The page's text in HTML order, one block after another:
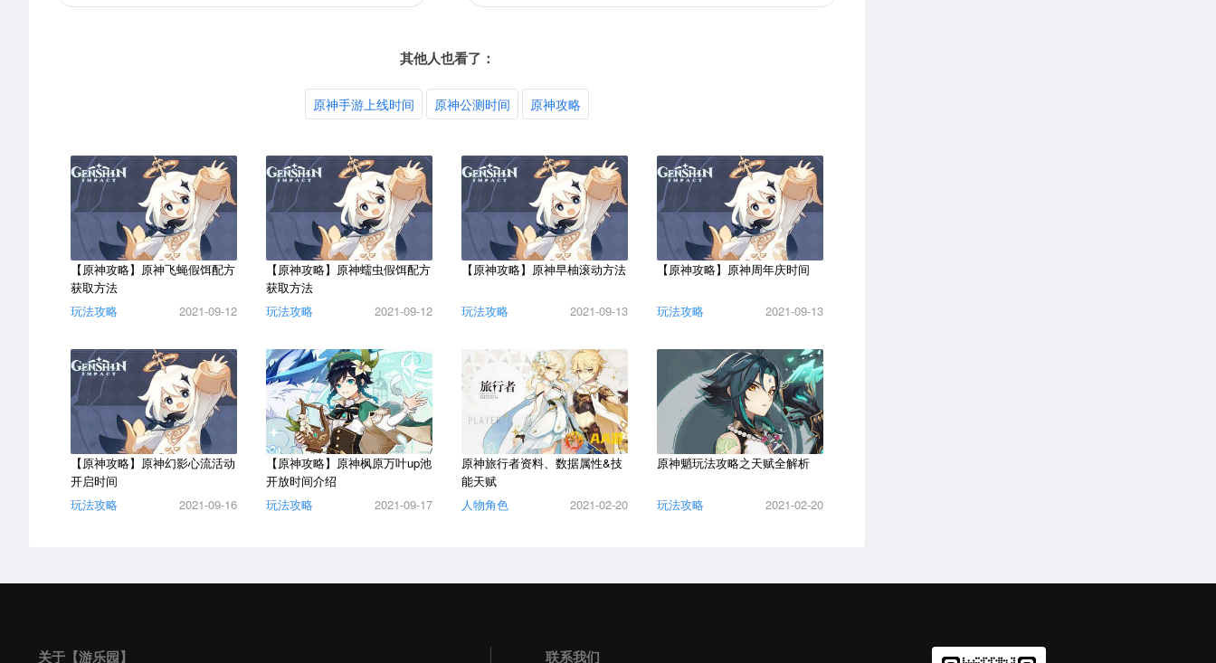
其他人也看了：
原神手游上线时间 原神公测时间 原神攻略
【原神攻略】原神飞蝇假饵配方
获取方法
玩法攻略
2021-09-12
【原神攻略】原神蠕虫假饵配方
获取方法
玩法攻略
2021-09-12
【原神攻略】原神早柚滚动方法
玩法攻略 2021-09-13
【原神攻略】原神周年庆时间
玩法攻略 2021-09-13
【原神攻略】原神幻影心流活动
开启时间
玩法攻略
2021-09-16
【原神攻略】原神枫原万叶up池
开放时间介绍
玩法攻略
2021-09-17
原神旅行者资料、数据属性&技
能天赋
人物角色
2021-02-20
原神魈玩法攻略之天赋全解析
玩法攻略 2021-02-20
关于【游乐园】 联系我们